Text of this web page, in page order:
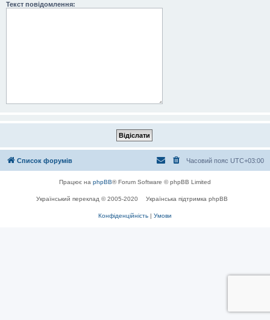
Текст повідомлення:
Список форумів Часовий пояс UTC+03:00
Працює на phpBB® Forum Software © phpBB Limited
Український переклад © 2005-2020 Українська підтримка phpBB
Конфіденційність | Умови